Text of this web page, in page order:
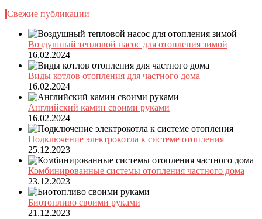
Свежие публикации
Воздушный тепловой насос для отопления зимой
16.02.2024
Виды котлов отопления для частного дома
16.02.2024
Английский камин своими руками
16.02.2024
Подключение электрокотла к системе отопления
25.12.2023
Комбинированные системы отопления частного дома
23.12.2023
Биотопливо своими руками
21.12.2023